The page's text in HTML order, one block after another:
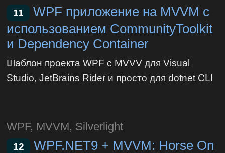
11
WPF приложение на MVVM с
использованием CommunityToolkit
и Dependency Container
Шаблон проекта WPF с MVVV для Visual
Studio, JetBrains Rider и просто для dotnet CLI
WPF, MVVM, Silverlight
12
WPF.NET9 + MVVM: Horse On